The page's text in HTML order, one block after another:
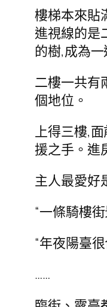
樓梯本來貼
進視線的是
的樹,成為一
二樓一共有
個地位。
上得三樓,
援之手。進
主人最愛好
“一條騎樓
“年夜陽臺
……